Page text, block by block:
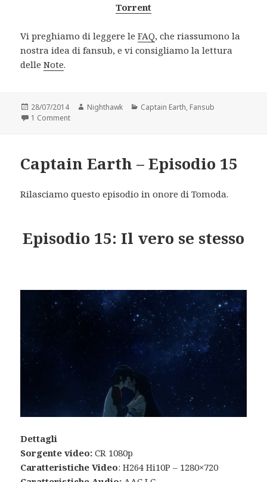
Torrent
Vi preghiamo di leggere leFAQ, che riassumono la
nostra idea di fansub, e vi consigliamo la lettura
delleNote.
Posted
on
28/07/2014 Author
Nighthawk Categories
Captain Earth, Fansub
1 Commenton Captain Earth – Episodio 16
Captain Earth – Episodio 15
Rilasciamo questo episodio in onore di Tomoda.
Episodio 15: Il vero se stesso
Dettagli
Sorgente video:CR 1080p
Caratteristiche Video: H264 Hi10P – 1280×720